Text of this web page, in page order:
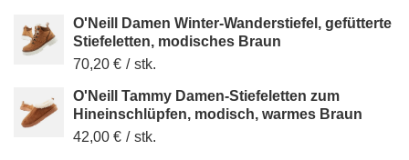
O'Neill Damen Winter-Wanderstiefel, gefütterte
Stiefeletten, modisches Braun
70,20 € / stk.
O'Neill Tammy Damen-Stiefeletten zum
Hineinschlüpfen, modisch, warmes Braun
42,00 € / stk.